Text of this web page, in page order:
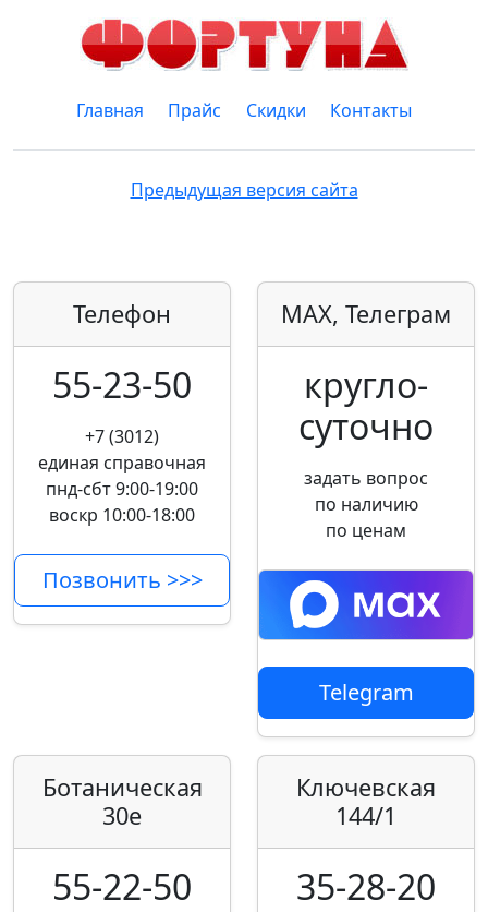
Главная Прайс Скидки Контакты
Предыдущая версия сайта
Телефон
55-23-50
+7 (3012)
единая справочная
пнд-сбт 9:00-19:00
воскр 10:00-18:00
Позвонить >>>
MAX, Телеграм
кругло­
суточно
задать вопрос
по наличию
по ценам
Telegram
Ботаническая
30е
55-22-50
Ключевская
144/1
35-28-20